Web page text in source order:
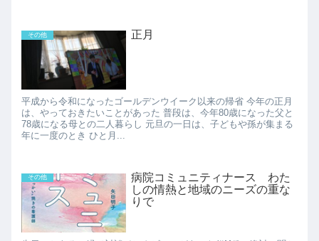
その他 正月
平成から令和になったゴールデンウイーク以来の帰省 今年の正月
は、やっておきたいことがあった 普段は、今年80歳になった父と
78歳になる母との二人暮らし 元旦の一日は、子どもや孫が集まる
年に一度のとき ひと月...
その他
病院コミュニティナース わた
しの情熱と地域のニーズの重な
りで